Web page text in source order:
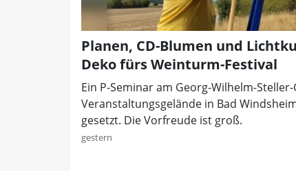
Planen, CD-Blumen und
Deko fürs Weinturm-Festival
Ein P-Seminar am Georg-Wilhelm-
Veranstaltungsgelände in Bad
gesetzt. Die Vorfreude ist groß.
gestern